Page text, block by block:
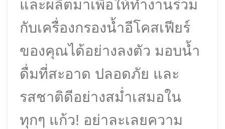
และผลิตมาเพื่อให้ทำงานร่วม
กับเครื่องกรองน้ำอีโคสเฟียร์
ของคุณได้อย่างลงตัว มอบน้ำ
ดื่มที่สะอาด ปลอดภัย และ
รสชาติดีอย่างสม่ำเสมอใน
ทุกๆ แก้ว! อย่าละเลยความ